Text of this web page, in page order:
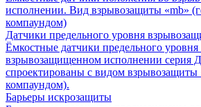
исполнении. Вид взрывозащиты «mb»
компаундом)
Датчики предельного уровня
Ёмкостные датчики предельного уровня
взрывозащищенном исполнении серия
спроектированы с видом взрывозащиты
компаундом).
Барьеры искрозащиты